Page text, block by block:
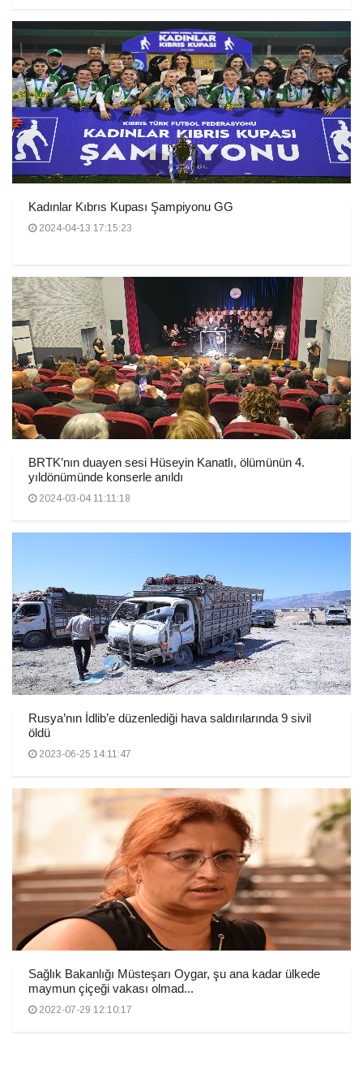
Kadınlar Kıbrıs Kupası Şampiyonu GG
2024-04-13 17:15:23
BRTK’nın duayen sesi Hüseyin Kanatlı, ölümünün 4.
yıldönümünde konserle anıldı
2024-03-04 11:11:18
Rusya’nın İdlib’e düzenlediği hava saldırılarında 9 sivil
öldü
2023-06-25 14:11:47
Sağlık Bakanlığı Müsteşarı Oygar, şu ana kadar ülkede
maymun çiçeği vakası olmad...
2022-07-29 12:10:17